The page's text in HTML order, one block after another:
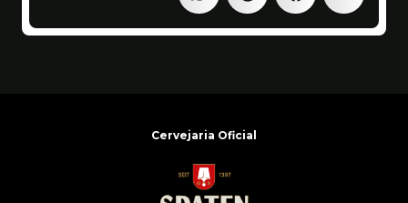
Cervejaria Oficial